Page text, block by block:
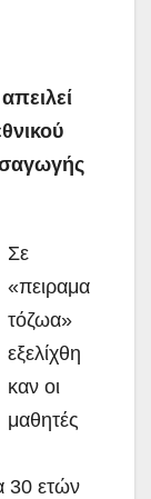
Σε
«πειραμα
τόζωα»
εξελίχθη
καν οι
μαθητές
30 ετών